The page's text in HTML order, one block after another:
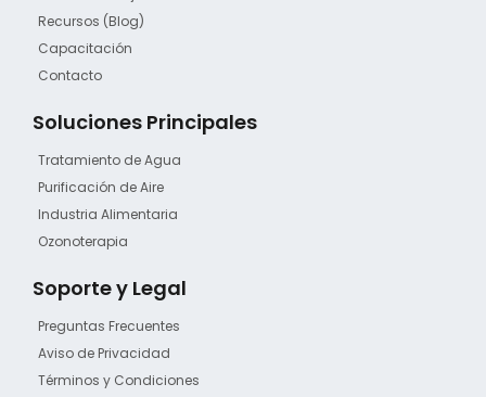
Recursos (Blog)
Capacitación
Contacto
Soluciones Principales
Tratamiento de Agua
Purificación de Aire
Industria Alimentaria
Ozonoterapia
Soporte y Legal
Preguntas Frecuentes
Aviso de Privacidad
Términos y Condiciones